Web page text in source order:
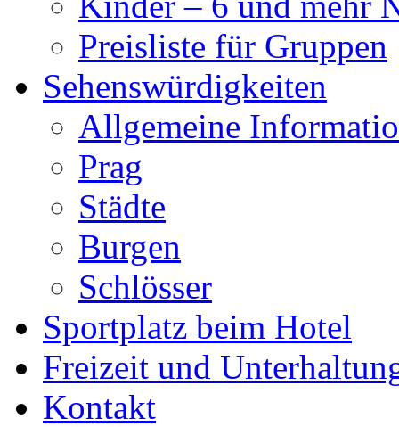
Preisliste für Gruppen
Sehenswürdigkeiten
Allgemeine
Prag
Städte
Burgen
Schlösser
Sportplatz beim Hotel
Freizeit und
Kontakt